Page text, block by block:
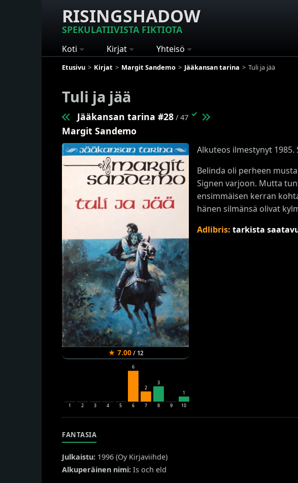
RISINGSHADOW
SPEKULATIIVISTA FIKTIOTA
Koti Kirjat Yhteisö
Etusivu Kirjat Margit Sandemo Jääkansan tarina Tuli ja jää
Tuli ja jää
Jääkansan tarina #28 / 47 ✓
Margit Sandemo
★ 7.00/ 12
1 2 3 4 5
6
6
2
7
3
8 9
1
10
Alkuteos ilmestynyt
Belinda oli perheen
Signen varjoon. Mutta
ensimmäisen kerran
hänen silmänsä olivat
Adlibris: tarkista
FANTASIA
Julkaistu: 1996 (Oy Kirjaviihde)
Alkuperäinen nimi: Is och eld